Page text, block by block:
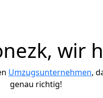
wir
Umzugsunternehmen,
genau richtig!